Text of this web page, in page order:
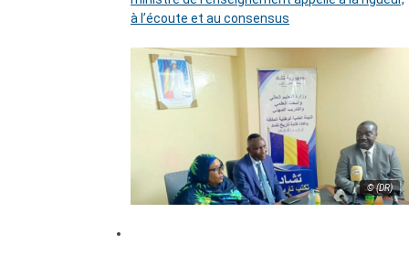
à l’écoute et au consensus
© (DR)